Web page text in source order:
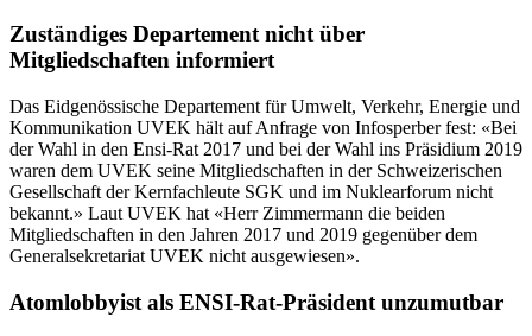
Zuständiges Departement nicht über
Mitgliedschaften informiert
Das Eidgenössische Departement für Umwelt, Verkehr, Energie und
Kommunikation UVEK hält auf Anfrage von Infosperber fest: «Bei
der Wahl in den Ensi-Rat 2017 und bei der Wahl ins Präsidium 2019
waren dem UVEK seine Mitgliedschaften in der Schweizerischen
Gesellschaft der Kernfachleute SGK und im Nuklearforum nicht
bekannt.» Laut UVEK hat «Herr Zimmermann die beiden
Mitgliedschaften in den Jahren 2017 und 2019 gegenüber dem
Generalsekretariat UVEK nicht ausgewiesen».
Atomlobbyist als ENSI-Rat-Präsident unzumutbar